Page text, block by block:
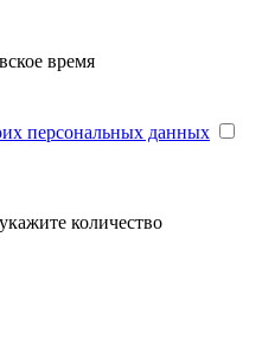
время
персональных данных
количество